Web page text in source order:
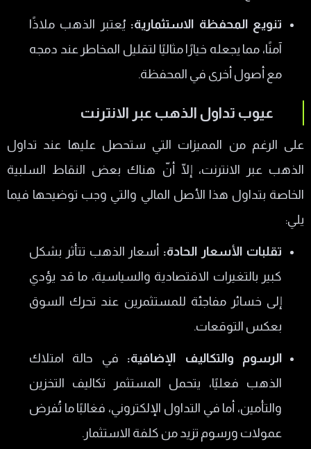
تنويع المحفظة الاستثمارية: يُعتبر الذهب ملاذًا
آمنًا، مما يجعله خيارًا مثاليًا لتقليل المخاطر عند دمجه
مع أصول أخرى في المحفظة.
عيوب تداول الذهب عبر الانترنت
على الرغم من المميزات التي ستحصل عليها عند تداول
الذهب عبر الانترنت، إلّا أنّ هناك بعض النقاط السلبية
الخاصة بتداول هذا الأصل المالي والتي وجب توضيحها فيما
يلي:
تقلبات الأسعار الحادة: أسعار الذهب تتأثر بشكل
كبير بالتغيرات الاقتصادية والسياسية، ما قد يؤدي
إلى خسائر مفاجئة للمستثمرين عند تحرك السوق
بعكس التوقعات.
الرسوم والتكاليف الإضافية: في حالة امتلاك
الذهب فعليًا، يتحمل المستثمر تكاليف التخزين
والتأمين، أما في التداول الإلكتروني، فغالبًا ما تُفرض
عمولات ورسوم تزيد من كلفة الاستثمار.